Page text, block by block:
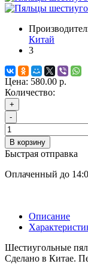
Китай
3
Цена: 580.00 р.
Количество:
+
-
В корзину
Быстрая отправка
Оплаченный до
Описание
Шестиугольные
Сделано в Китае.